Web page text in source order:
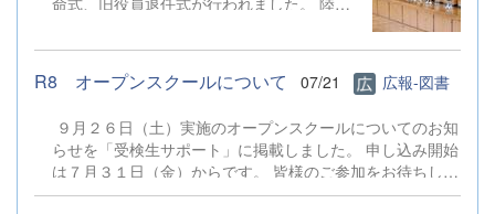
拳法部、男子バスケットボール部が賞状を受
け取りました。 校
歌斉唱の後の校長式辞では、1学期の様々な
しい等の話、長い夏休み、「誠・明・健」の
校訓を意識した生活を心がけ安全・安心に過
ごし、無事に２学期に成長した姿を見せてほ
しい等のお話がありました。 引
R8 オープンスクールについて 07/21 広報-図書
９月２６日（土）実施のオープンスクールについてのお知
らせを「受検生サポート」に掲載しました。 申し込み開始
は７月３１日（金）からです。 皆様のご参加をお待ちして
おります。 ７月３０日（木）実施の学校説明会の申し込み